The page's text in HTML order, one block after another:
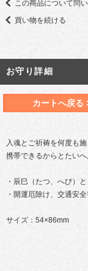
この商品について問
買い物を続ける
お守り詳細
カートへ戻る
入魂とご祈祷を何度も
携帯できるからとたいへ
・辰巳（たつ、へび）
・開運厄除け、交通安
サイズ：54×86mm